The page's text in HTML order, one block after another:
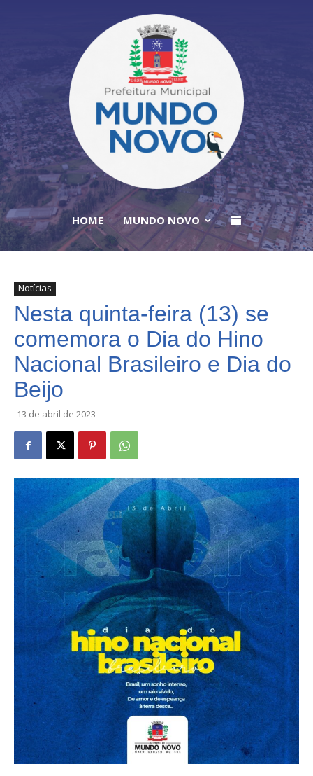
HOME MUNDO NOVO
Notícias
Nesta quinta-feira (13) se
comemora o Dia do Hino
Nacional Brasileiro e Dia do
Beijo
13 de abril de 2023